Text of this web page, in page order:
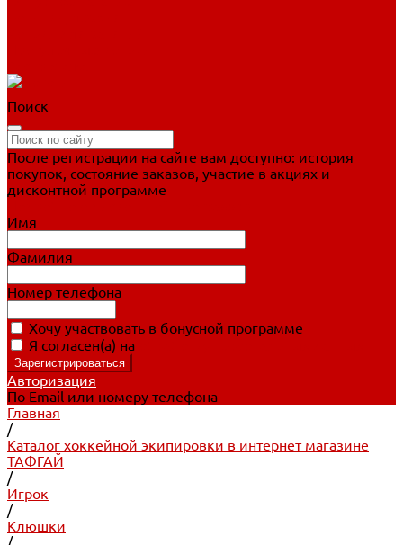
Поиск
После регистрации на сайте вам доступно: история
покупок, состояние заказов, участие в акциях и
дисконтной программе
Имя
Фамилия
Номер телефона
Хочу участвовать в бонусной программе
Я согласен(а) на
Авторизация
По Email или номеру телефона
Главная
/
Каталог хоккейной экипировки в интернет магазине
ТАФГАЙ
/
Игрок
/
Клюшки